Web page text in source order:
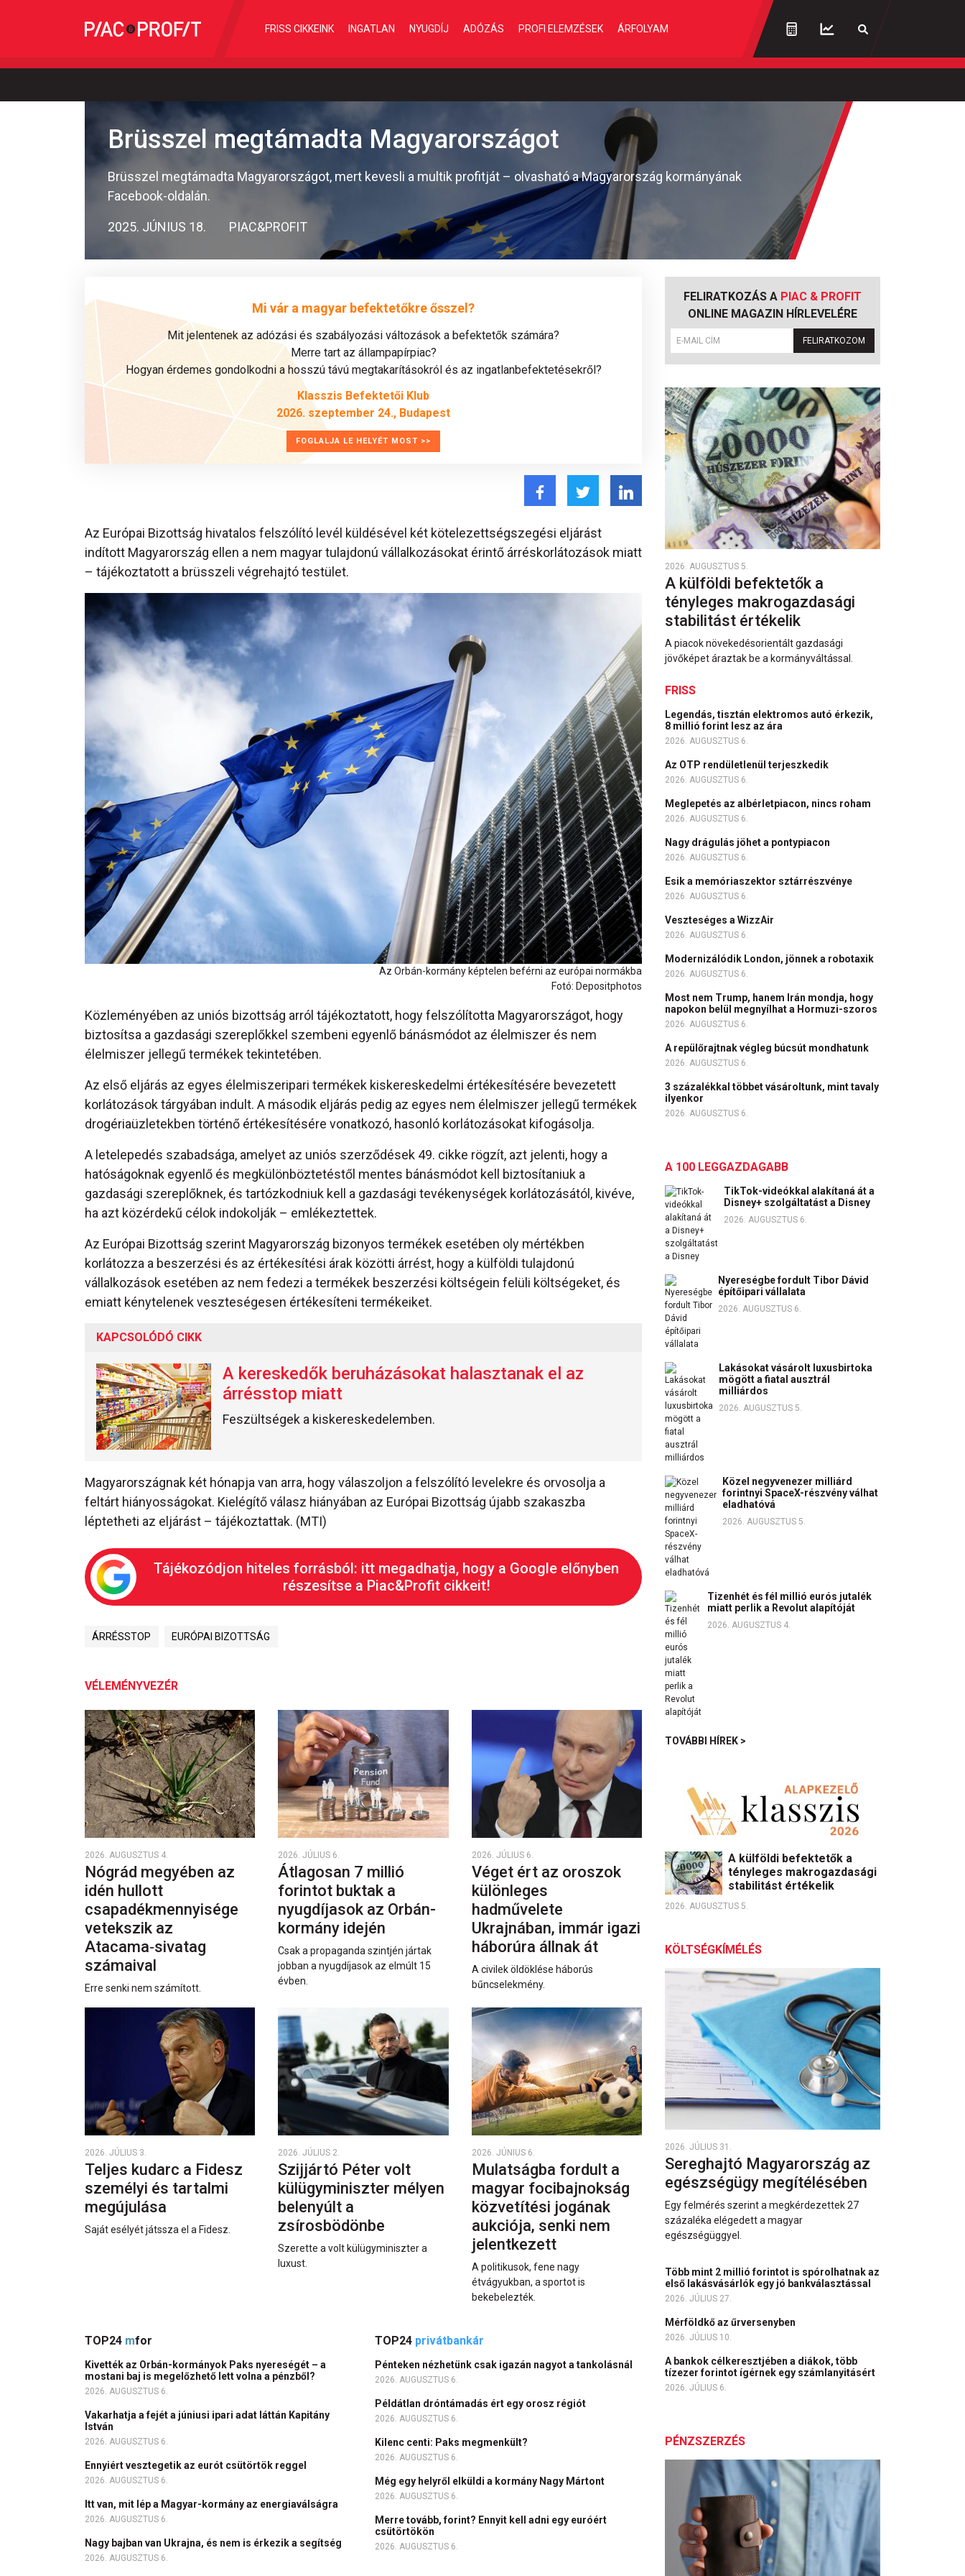
FRISS CIKKEINK INGATLAN NYUGDÍJ ADÓZÁS PROFI ELEMZÉSEK ÁRFOLYAM
Brüsszel megtámadta Magyarországot
Brüsszel megtámadta Magyarországot, mert kevesli a multik profitját – olvasható a Magyarország kormányának
Facebook-oldalán.
2025. JÚNIUS 18. PIAC&PROFIT
Mi vár a magyar befektetőkre ősszel?
Mit jelentenek az adózási és szabályozási változások a befektetők számára?
Merre tart az állampapírpiac?
Hogyan érdemes gondolkodni a hosszú távú megtakarításokról és az ingatlanbefektetésekről?
Klasszis Befektetői Klub
2026. szeptember 24., Budapest
FOGLALJA LE HELYÉT MOST >>
Az Európai Bizottság hivatalos felszólító levél küldésével két kötelezettségszegési eljárást
indított Magyarország ellen a nem magyar tulajdonú vállalkozásokat érintő árréskorlátozások miatt
– tájékoztatott a brüsszeli végrehajtó testület.
Az Orbán-kormány képtelen beférni az európai normákba
Fotó: Depositphotos
Közleményében az uniós bizottság arról tájékoztatott, hogy felszólította Magyarországot, hogy
biztosítsa a gazdasági szereplőkkel szembeni egyenlő bánásmódot az élelmiszer és nem
élelmiszer jellegű termékek tekintetében.
Az első eljárás az egyes élelmiszeripari termékek kiskereskedelmi értékesítésére bevezetett
korlátozások tárgyában indult. A második eljárás pedig az egyes nem élelmiszer jellegű termékek
drogériaüzletekben történő értékesítésére vonatkozó, hasonló korlátozásokat kifogásolja.
A letelepedés szabadsága, amelyet az uniós szerződések 49. cikke rögzít, azt jelenti, hogy a
hatóságoknak egyenlő és megkülönböztetéstől mentes bánásmódot kell biztosítaniuk a
gazdasági szereplőknek, és tartózkodniuk kell a gazdasági tevékenységek korlátozásától, kivéve,
ha azt közérdekű célok indokolják – emlékeztettek.
Az Európai Bizottság szerint Magyarország bizonyos termékek esetében oly mértékben
korlátozza a beszerzési és az értékesítési árak közötti árrést, hogy a külföldi tulajdonú
vállalkozások esetében az nem fedezi a termékek beszerzési költségein felüli költségeket, és
emiatt kénytelenek veszteségesen értékesíteni termékeiket.
KAPCSOLÓDÓ CIKK
A kereskedők beruházásokat halasztanak el az
árrésstop miatt
Feszültségek a kiskereskedelemben.
Magyarországnak két hónapja van arra, hogy válaszoljon a felszólító levelekre és orvosolja a
feltárt hiányosságokat. Kielégítő válasz hiányában az Európai Bizottság újabb szakaszba
léptetheti az eljárást – tájékoztattak. (MTI)
Tájékozódjon hiteles forrásból: itt megadhatja, hogy a Google előnyben
részesítse a Piac&Profit cikkeit!
ÁRRÉSSTOP EURÓPAI BIZOTTSÁG
VÉLEMÉNYVEZÉR
2026. AUGUSZTUS 4.
Nógrád megyében az
idén hullott
csapadékmennyisége
vetekszik az
Atacama‑sivatag
számaival
Erre senki nem számított.
2026. JÚLIUS 6.
Átlagosan 7 millió
forintot buktak a
nyugdíjasok az Orbán-
kormány idején
Csak a propaganda szintjén jártak
jobban a nyugdíjasok az elmúlt 15
évben.
2026. JÚLIUS 6.
Véget ért az oroszok
különleges
hadművelete
Ukrajnában, immár igazi
háborúra állnak át
A civilek öldöklése háborús
bűncselekmény.
2026. JÚLIUS 3.
Teljes kudarc a Fidesz
személyi és tartalmi
megújulása
Saját esélyét játssza el a Fidesz.
2026. JÚLIUS 2.
Szijjártó Péter volt
külügyminiszter mélyen
belenyúlt a
zsírosbödönbe
Szerette a volt külügyminiszter a
luxust.
2026. JÚNIUS 6.
Mulatságba fordult a
magyar focibajnokság
közvetítési jogának
aukciója, senki nem
jelentkezett
A politikusok, fene nagy
étvágyukban, a sportot is
bekebelezték.
TOP24 mfor
Kivették az Orbán-kormányok Paks nyereségét – a
mostani baj is megelőzhető lett volna a pénzből?
2026. AUGUSZTUS 6.
Vakarhatja a fejét a júniusi ipari adat láttán Kapitány
István
2026. AUGUSZTUS 6.
Ennyiért vesztegetik az eurót csütörtök reggel
2026. AUGUSZTUS 6.
Itt van, mit lép a Magyar-kormány az energiaválságra
2026. AUGUSZTUS 6.
Nagy bajban van Ukrajna, és nem is érkezik a segítség
2026. AUGUSZTUS 6.
TOP24 privátbankár
Pénteken nézhetünk csak igazán nagyot a tankolásnál
2026. AUGUSZTUS 6.
Példátlan dróntámadás ért egy orosz régiót
2026. AUGUSZTUS 6.
Kilenc centi: Paks megmenkült?
2026. AUGUSZTUS 6.
Még egy helyről elküldi a kormány Nagy Mártont
2026. AUGUSZTUS 6.
Merre tovább, forint? Ennyit kell adni egy euróért
csütörtökön
2026. AUGUSZTUS 6.
FELIRATKOZÁS A PIAC & PROFIT
ONLINE MAGAZIN HÍRLEVELÉRE
FELIRATKOZOM
2026. AUGUSZTUS 5.
A külföldi befektetők a
tényleges makrogazdasági
stabilitást értékelik
A piacok növekedésorientált gazdasági
jövőképet áraztak be a kormányváltással.
FRISS
Legendás, tisztán elektromos autó érkezik,
8 millió forint lesz az ára
2026. AUGUSZTUS 6.
Az OTP rendületlenül terjeszkedik
2026. AUGUSZTUS 6.
Meglepetés az albérletpiacon, nincs roham
2026. AUGUSZTUS 6.
Nagy drágulás jöhet a pontypiacon
2026. AUGUSZTUS 6.
Esik a memóriaszektor sztárrészvénye
2026. AUGUSZTUS 6.
Veszteséges a WizzAir
2026. AUGUSZTUS 6.
Modernizálódik London, jönnek a robotaxik
2026. AUGUSZTUS 6.
Most nem Trump, hanem Irán mondja, hogy
napokon belül megnyílhat a Hormuzi-szoros
2026. AUGUSZTUS 6.
A repülőrajtnak végleg búcsút mondhatunk
2026. AUGUSZTUS 6.
3 százalékkal többet vásároltunk, mint tavaly
ilyenkor
2026. AUGUSZTUS 6.
A 100 LEGGAZDAGABB
TikTok-videókkal alakítaná át a
Disney+ szolgáltatást a Disney
2026. AUGUSZTUS 6.
Nyereségbe fordult Tibor Dávid
építőipari vállalata
2026. AUGUSZTUS 6.
Lakásokat vásárolt luxusbirtoka
mögött a fiatal ausztrál
milliárdos
2026. AUGUSZTUS 5.
Közel negyvenezer milliárd
forintnyi SpaceX-részvény válhat
eladhatóvá
2026. AUGUSZTUS 5.
Tizenhét és fél millió eurós jutalék
miatt perlik a Revolut alapítóját
2026. AUGUSZTUS 4.
TOVÁBBI HÍREK >
A külföldi befektetők a
tényleges makrogazdasági
stabilitást értékelik
2026. AUGUSZTUS 5.
KÖLTSÉGKÍMÉLÉS
2026. JÚLIUS 31.
Sereghajtó Magyarország az
egészségügy megítélésében
Egy felmérés szerint a megkérdezettek 27
százaléka elégedett a magyar
egészségüggyel.
Több mint 2 millió forintot is spórolhatnak az
első lakásvásárlók egy jó bankválasztással
2026. JÚLIUS 27.
Mérföldkő az űrversenyben
2026. JÚLIUS 10.
A bankok célkeresztjében a diákok, több
tízezer forintot ígérnek egy számlanyitásért
2026. JÚLIUS 6.
PÉNZSZERZÉS